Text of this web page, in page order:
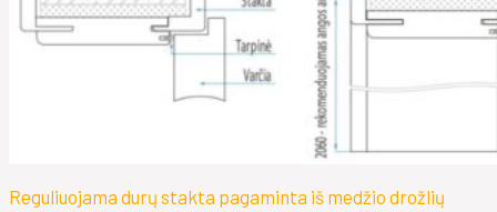
Reguliuojama durų stakta pagaminta iš medžio drožlių